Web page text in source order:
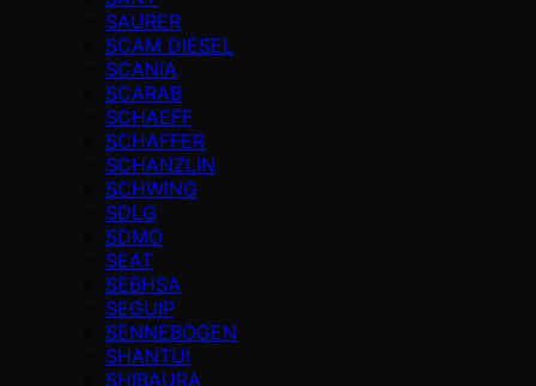
SAURER
SCAM DIESEL
SCANIA
SCARAB
SCHAEFF
SCHAFFER
SCHANZLIN
SCHWING
SDLG
SDMO
SEAT
SEBHSA
SEGUIP
SENNEBOGEN
SHANTUI
SHIBAURA